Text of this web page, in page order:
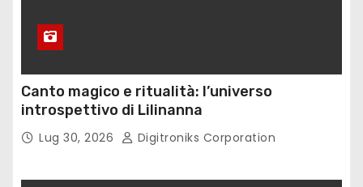
Canto magico e ritualità: l’universo
introspettivo di Lilinanna
Lug 30, 2026 Digitroniks Corporation